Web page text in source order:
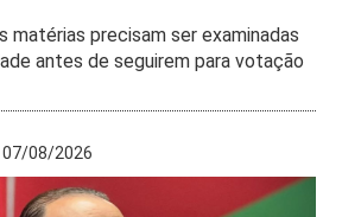
matérias precisam ser examinadas
antes de seguirem para votação
07/08/2026